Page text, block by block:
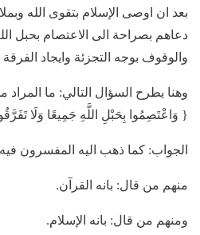
بعد ان اوصى الإسلام بتقوى الله
دعاهم بصراحة الى الاعتصام بحبل
والوقوف بوجه التجزئة وايجاد
وهنا يطرح السؤال التالي: ما
{ وَاعْتَصِمُوا بِحَبْلِ اللَّهِ جَمِيعًا وَلَا
الجواب: كما ذهب اليه المفسرون فيه
منهم من قال: بانه القرآن.
ومنهم من قال: بانه الإسلام.